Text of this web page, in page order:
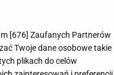
[676] Zaufanych Partnerów
Twoje dane osobowe takie
plikach do celów